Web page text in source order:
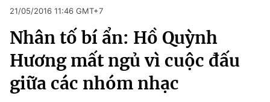
Chuyên mục
Chính trị
Xã hội
Pháp luật
Kinh tế
Thể thao
Truyền hình
Văn hóa - Giải trí
21/05/2016 11:46 GMT+7
Nhân tố bí ẩn: Hồ Quỳnh
Hương mất ngủ vì cuộc đấu
giữa các nhóm nhạc